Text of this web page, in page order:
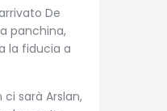
De
panchina,
la fiducia a
ci sarà Arslan,